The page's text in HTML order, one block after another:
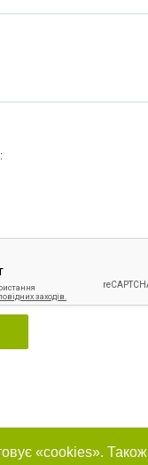
«cookies». Також